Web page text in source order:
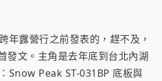
年露營行之前發表的，趕不及，
發文。主角是去年底到台北內湖
Snow Peak ST-031BP 底板與